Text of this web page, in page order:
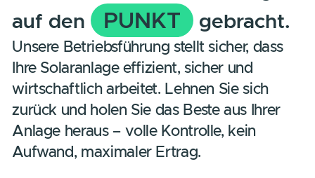
WARUM BRAUCH ICH DAS?
Wir haben Betriebsführung
auf den
PUNKT
Unsere Betriebsführung stellt sicher, dass